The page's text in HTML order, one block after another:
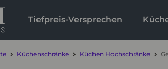
Tiefpreis-Versprechen
Küchenschränke Küchen Hochschränke